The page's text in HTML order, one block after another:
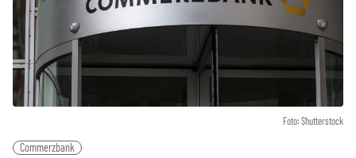
Foto: Shutterstock
Commerzbank